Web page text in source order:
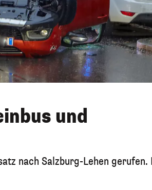
und
nach Salzburg-Lehen gerufen.